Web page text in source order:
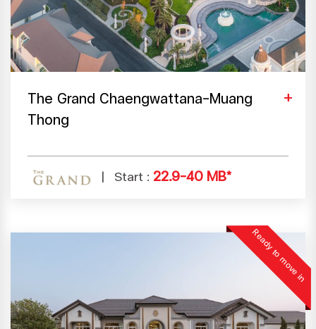
The Grand Chaengwattana-Muang
Thong
Start : 22.9-40 MB*
Ready to move in